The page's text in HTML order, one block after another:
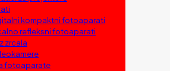
kompaktni fotoaparati
refleksni fotoaparati
zrcala
fotoaparate